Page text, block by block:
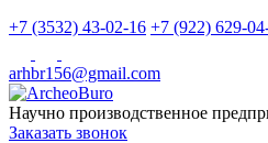
+7 (3532) 43-02-16 +7 (922) 629-
arhbr156@gmail.com
Научно производственное
Заказать звонок